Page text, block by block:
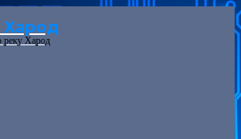
Харод
реку Харод